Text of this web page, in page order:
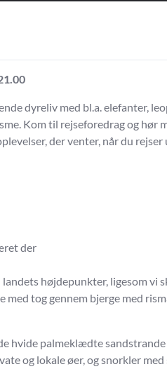
dyreliv med bl.a. elefanter,
Kom til rejseforedrag og hør
der venter, når du rejser
der
højdepunkter, ligesom vi
tog gennem bjerge med
hvide palmeklædte sandstrande
og lokale øer, og snorkler